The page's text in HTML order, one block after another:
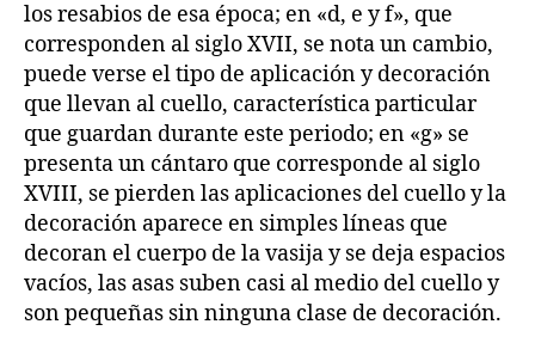
los resabios de esa época; en «d, e y f», que
corresponden al siglo XVII, se nota un cambio,
puede verse el tipo de aplicación y decoración
que llevan al cuello, característica particular
que guardan durante este periodo; en «g» se
presenta un cántaro que corresponde al siglo
XVIII, se pierden las aplicaciones del cuello y la
decoración aparece en simples líneas que
decoran el cuerpo de la vasija y se deja espacios
vacíos, las asas suben casi al medio del cuello y
son pequeñas sin ninguna clase de decoración.